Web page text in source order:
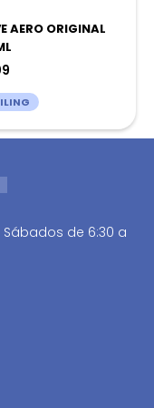
AERO ORIGINAL
Sábados de 6:30 a